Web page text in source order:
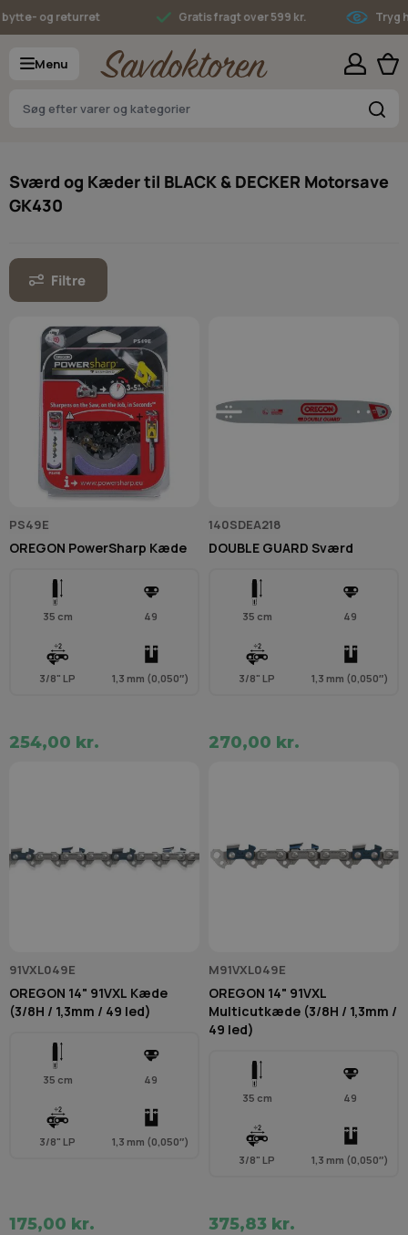
Skip to Content
og returret Gratis fragt over 599 kr. Tryg
Menu
Sværd og Kæder til BLACK & DECKER Motorsave
GK430
Filtre
PS49E
OREGON PowerSharp Kæde
35 cm 49
3/8" LP 1,3 mm (0,050″)
254,00 kr.
140SDEA218
DOUBLE GUARD Sværd
35 cm 49
3/8" LP 1,3 mm (0,050″)
270,00 kr.
91VXL049E
OREGON 14" 91VXL Kæde
(3/8H / 1,3mm / 49 led)
35 cm 49
3/8" LP 1,3 mm (0,050″)
175,00 kr.
M91VXL049E
OREGON 14" 91VXL
Multicutkæde (3/8H / 1,3mm /
49 led)
35 cm 49
3/8" LP 1,3 mm (0,050″)
375,83 kr.